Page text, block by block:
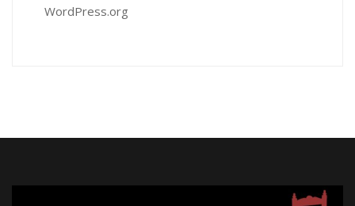
WordPress.org